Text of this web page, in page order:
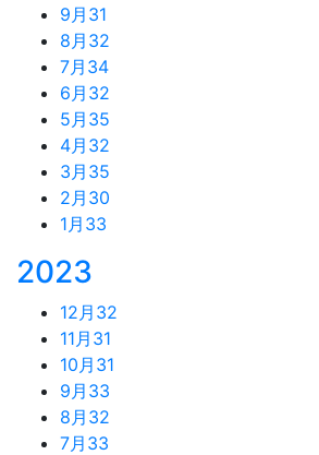
9月 31
8月 32
7月 34
6月 32
5月 35
4月 32
3月 35
2月 30
1月 33
2023
12月 32
11月 31
10月 31
9月 33
8月 32
7月 33